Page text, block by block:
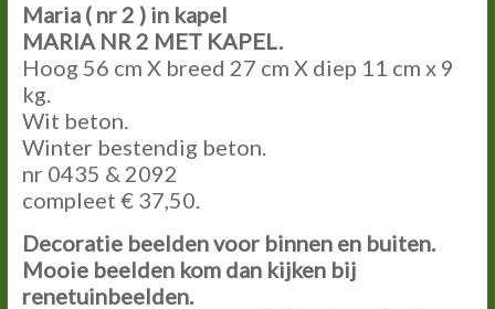
Maria ( nr 2 ) in kapel
MARIA NR 2 MET KAPEL.
Hoog 56 cm X breed 27 cm X diep 11 cm x 9
kg.
Wit beton.
Winter bestendig beton.
nr 0435 & 2092
compleet € 37,50.
Decoratie beelden voor binnen en buiten.
Mooie beelden kom dan kijken bij
renetuinbeelden.